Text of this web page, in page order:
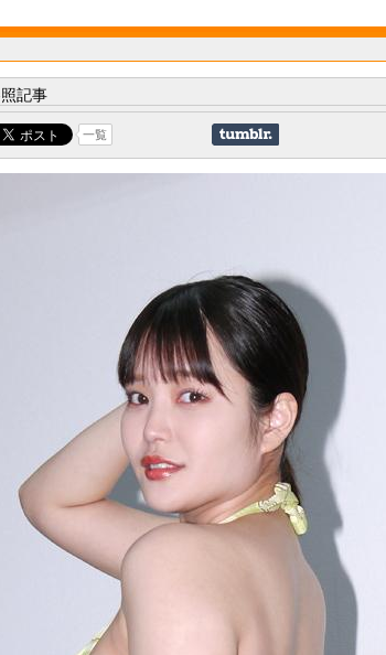
記事
一覧